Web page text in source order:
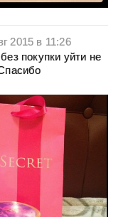
2015 в 11:26
покупки уйти не